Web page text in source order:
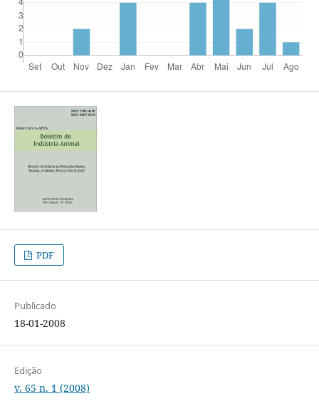
PDF
Publicado
18-01-2008
Edição
v. 65 n. 1 (2008)